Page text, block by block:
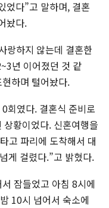
었다”고 말하며, 결혼
놨다.
랑하지 않는데 결혼한
년 이어졌던 것 같
하며 털어놨다.
회였다. 결혼식 준비로
황이었다. 신혼여행을
고 파리에 도착해서 대
게 걸렸다.”고 밝혔다.
잠들었고 아침 8시에
10시 넘어서 숙소에